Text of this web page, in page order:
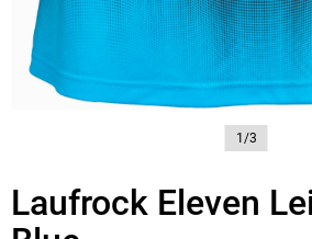
1/3
Laufrock Eleven